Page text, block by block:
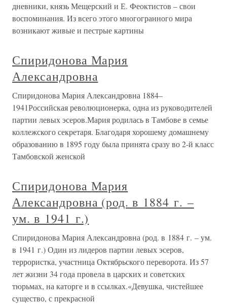
дневники, князь Мещерский и Е. Феоктистов – свои
воспоминания. Из всего этого многогранного мира
возникают живые и пестрые картины
Спиридонова Мария
Александровна
Спиридонова Мария Александровна 1884–
1941Российская революционерка, одна из руководителей
партии левых эсеров.Мария родилась в Тамбове в семье
коллежского секретаря. Благодаря хорошему домашнему
образованию в 1895 году была принята сразу во 2-й класс
Тамбовской женской
Спиридонова Мария
Александровна (род. в 1884 г. –
ум. в 1941 г.)
Спиридонова Мария Александровна (род. в 1884 г. – ум.
в 1941 г.) Один из лидеров партии левых эсеров,
террористка, участница Октябрьского переворота. Из 57
лет жизни 34 года провела в царских и советских
тюрьмах, на каторге и в ссылках.«Девушка, чистейшее
существо, с прекрасной